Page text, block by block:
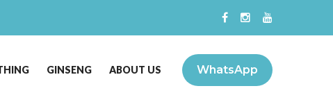
WhatsApp
GINSENG ABOUT US